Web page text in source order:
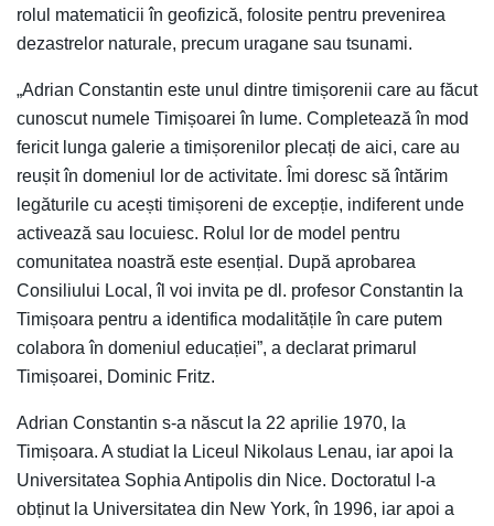
rolul matematicii în geofizică, folosite pentru prevenirea
dezastrelor naturale, precum uragane sau tsunami.
„Adrian Constantin este unul dintre timișorenii care au făcut
cunoscut numele Timișoarei în lume. Completează în mod
fericit lunga galerie a timișorenilor plecați de aici, care au
reușit în domeniul lor de activitate. Îmi doresc să întărim
legăturile cu acești timișoreni de excepție, indiferent unde
activează sau locuiesc. Rolul lor de model pentru
comunitatea noastră este esențial. După aprobarea
Consiliului Local, îl voi invita pe dl. profesor Constantin la
Timișoara pentru a identifica modalitățile în care putem
colabora în domeniul educației”, a declarat primarul
Timișoarei, Dominic Fritz.
Adrian Constantin s-a născut la 22 aprilie 1970, la
Timișoara. A studiat la Liceul Nikolaus Lenau, iar apoi la
Universitatea Sophia Antipolis din Nice. Doctoratul l-a
obținut la Universitatea din New York, în 1996, iar apoi a